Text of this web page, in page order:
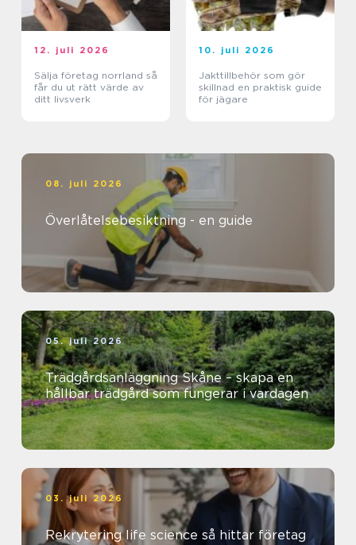
12. juli 2026
Sälja företag norrland så
får du ut rätt värde av
ditt livsverk
10. juli 2026
Jakttillbehör som gör
skillnad en praktisk guide
för jägare
08. juli 2026
Överlåtelsebesiktning - en guide
05. juli 2026
Trädgårdsanläggning Skåne – skapa en
hållbar trädgård som fungerar i vardagen
03. juli 2026
Rekrytering life science så hittar företag